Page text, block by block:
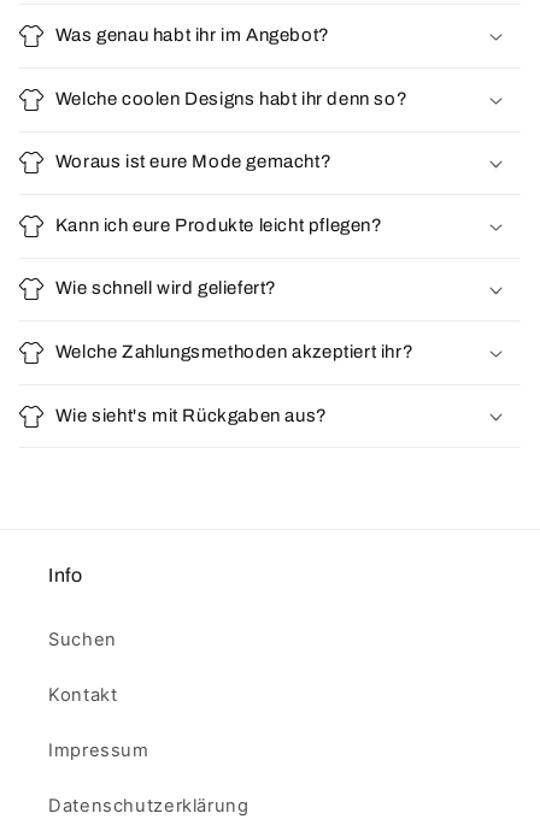
Was genau habt ihr im Angebot?
Welche coolen Designs habt ihr denn so?
Woraus ist eure Mode gemacht?
Kann ich eure Produkte leicht pflegen?
Wie schnell wird geliefert?
Welche Zahlungsmethoden akzeptiert ihr?
Wie sieht's mit Rückgaben aus?
Info
Suchen
Kontakt
Impressum
Datenschutzerklärung